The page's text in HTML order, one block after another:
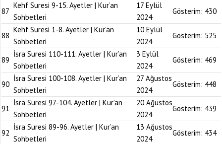
87
Kehf Suresi 9-15. Ayetler | Kur’an
Sohbetleri
17 Eylül
2024
Gösterim: 430
88
Kehf Suresi 1-8. Ayetler | Kur’an
Sohbetleri
10 Eylül
2024
Gösterim: 525
89
İsra Suresi 110-111. Ayetler | Kur’an
Sohbetleri
3 Eylül
2024
Gösterim: 469
90
İsra Suresi 100-108. Ayetler | Kur’an
Sohbetleri
27 Ağustos
2024
Gösterim: 448
91
İsra Suresi 97-104. Ayetler | Kur’an
Sohbetleri
20 Ağustos
2024
Gösterim: 439
92
İsra Suresi 89-96. Ayetler | Kur’an
Sohbetleri
13 Ağustos
2024
Gösterim: 434